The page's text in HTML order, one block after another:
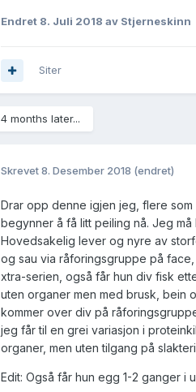
Endret 8. Juli 2018 av Stjerneskinn
Siter
4 months later...
Skrevet8. Desember 2018 (endret)
Drar opp denne igjen jeg, flere
begynner å få litt peiling nå. Jeg
Hovedsakelig lever og nyre av
og sau via råforingsgruppe på
xtra-serien, også får hun div fisk
uten organer men med brusk, bein
kommer over div på
jeg får til en grei variasjon i
organer, men uten tilgang på
Edit: Også får hun egg 1-2 ganger i